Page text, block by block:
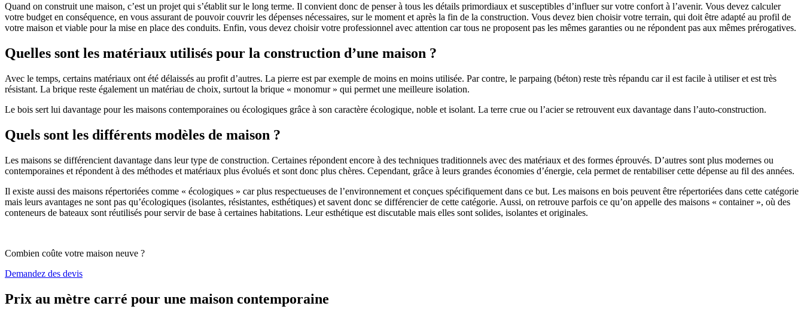
Quand on construit une maison, c’est un projet qui s’établit sur le long terme. Il convient donc de penser à tous les détails primordiaux et susceptibles d’influer sur votre confort à l’avenir. Vous devez calculer
votre budget en conséquence, en vous assurant de pouvoir couvrir les dépenses nécessaires, sur le moment et après la fin de la construction. Vous devez bien choisir votre terrain, qui doit être adapté au profil de
votre maison et viable pour la mise en place des conduits. Enfin, vous devez choisir votre professionnel avec attention car tous ne proposent pas les mêmes garanties ou ne répondent pas aux mêmes prérogatives.
Quelles sont les matériaux utilisés pour la construction d’une maison ?
Avec le temps, certains matériaux ont été délaissés au profit d’autres. La pierre est par exemple de moins en moins utilisée. Par contre, le parpaing (béton) reste très répandu car il est facile à utiliser et est très
résistant. La brique reste également un matériau de choix, surtout la brique « monomur » qui permet une meilleure isolation.
Le bois sert lui davantage pour les maisons contemporaines ou écologiques grâce à son caractère écologique, noble et isolant. La terre crue ou l’acier se retrouvent eux davantage dans l’auto-construction.
Quels sont les différents modèles de maison ?
Les maisons se différencient davantage dans leur type de construction. Certaines répondent encore à des techniques traditionnels avec des matériaux et des formes éprouvés. D’autres sont plus modernes ou
contemporaines et répondent à des méthodes et matériaux plus évolués et sont donc plus chères. Cependant, grâce à leurs grandes économies d’énergie, cela permet de rentabiliser cette dépense au fil des années.
Il existe aussi des maisons répertoriées comme « écologiques » car plus respectueuses de l’environnement et conçues spécifiquement dans ce but. Les maisons en bois peuvent être répertoriées dans cette catégorie
mais leurs avantages ne sont pas qu’écologiques (isolantes, résistantes, esthétiques) et savent donc se différencier de cette catégorie. Aussi, on retrouve parfois ce qu’on appelle des maisons « container », où des
conteneurs de bateaux sont réutilisés pour servir de base à certaines habitations. Leur esthétique est discutable mais elles sont solides, isolantes et originales.
Combien coûte votre maison neuve ?
Demandez des devis
Prix au mètre carré pour une maison contemporaine